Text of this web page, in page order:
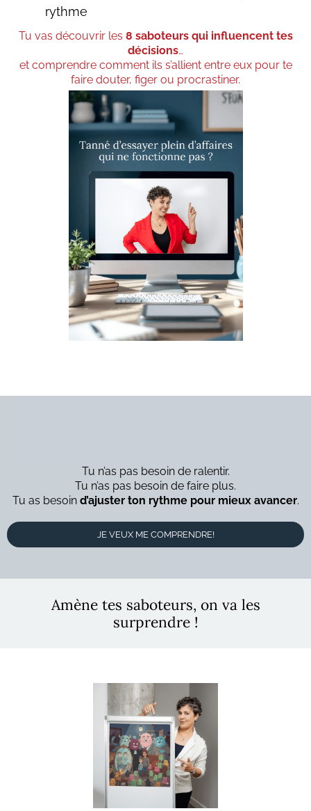
rythme
Tu vas découvrir les 8 saboteurs qui influencent tes
décisions…
et comprendre comment ils s’allient entre eux pour te
faire douter, figer ou procrastiner.
Tu n’as pas besoin de ralentir.
Tu n’as pas besoin de faire plus.
Tu as besoin d’ajuster ton rythme pour mieux avancer.
JE VEUX ME COMPRENDRE!
Amène tes saboteurs, on va les
surprendre !